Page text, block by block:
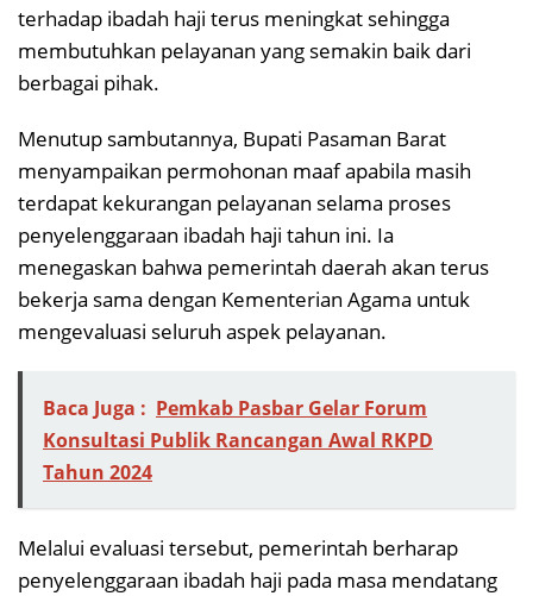
terhadap ibadah haji terus meningkat sehingga
membutuhkan pelayanan yang semakin baik dari
berbagai pihak.
Menutup sambutannya, Bupati Pasaman Barat
menyampaikan permohonan maaf apabila masih
terdapat kekurangan pelayanan selama proses
penyelenggaraan ibadah haji tahun ini. Ia
menegaskan bahwa pemerintah daerah akan terus
bekerja sama dengan Kementerian Agama untuk
mengevaluasi seluruh aspek pelayanan.
Baca Juga : Pemkab Pasbar Gelar Forum
Konsultasi Publik Rancangan Awal RKPD
Tahun 2024
Melalui evaluasi tersebut, pemerintah berharap
penyelenggaraan ibadah haji pada masa mendatang